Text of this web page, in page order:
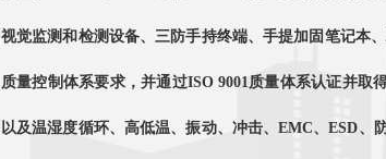
视觉监测和检测设备、三防手持终端、手提加固笔记本
质量控制体系要求，并通过ISO 9001质量体系认证并
以及温湿度循环、高低温、振动、冲击、EMC、ESD